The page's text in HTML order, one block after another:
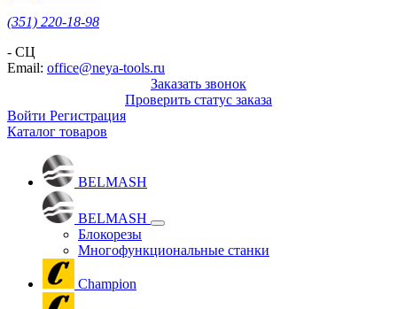
(351) 220-18-98
- СЦ
Email: office@neya-tools.ru
Заказать звонок
Проверить статус заказа
Войти Регистрация
Каталог товаров
BELMASH
BELMASH
Блокорезы
Многофункциональные станки
Champion